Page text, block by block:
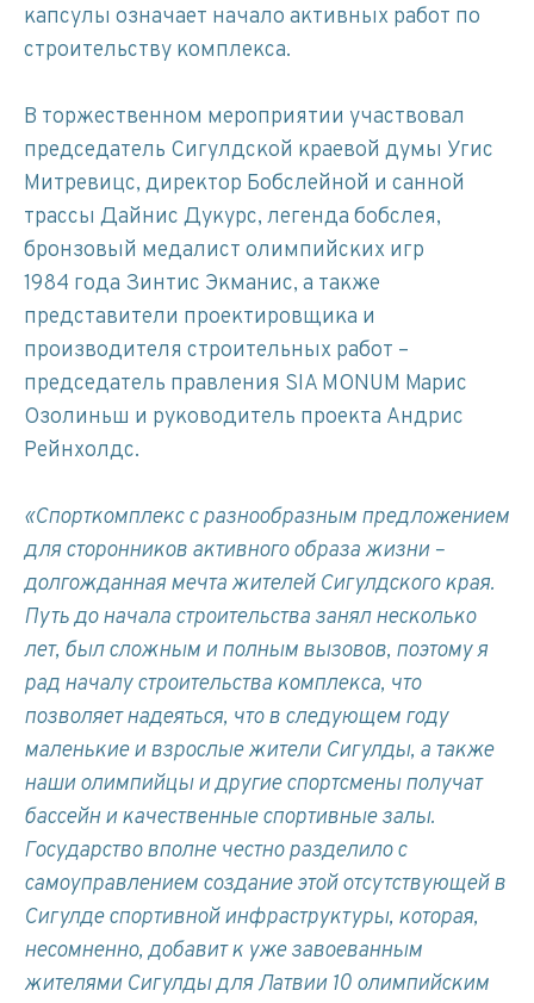
капсулы означает начало активных работ по
строительству комплекса.
В торжественном мероприятии участвовал
председатель Сигулдской краевой думы Угис
Митревицс, директор Бобслейной и санной
трассы Дайнис Дукурс, легенда бобслея,
бронзовый медалист олимпийских игр
1984 года Зинтис Экманис, а также
представители проектировщика и
производителя строительных работ –
председатель правления SIA MONUM Марис
Озолиньш и руководитель проекта Андрис
Рейнхолдс.
«Спорткомплекс с разнообразным предложением
для сторонников активного образа жизни –
долгожданная мечта жителей Сигулдского края.
Путь до начала строительства занял несколько
лет, был сложным и полным вызовов, поэтому я
рад началу строительства комплекса, что
позволяет надеяться, что в следующем году
маленькие и взрослые жители Сигулды, а также
наши олимпийцы и другие спортсмены получат
бассейн и качественные спортивные залы.
Государство вполне честно разделило с
самоуправлением создание этой отсутствующей в
Сигулде спортивной инфраструктуры, которая,
несомненно, добавит к уже завоеванным
жителями Сигулды для Латвии 10 олимпийским